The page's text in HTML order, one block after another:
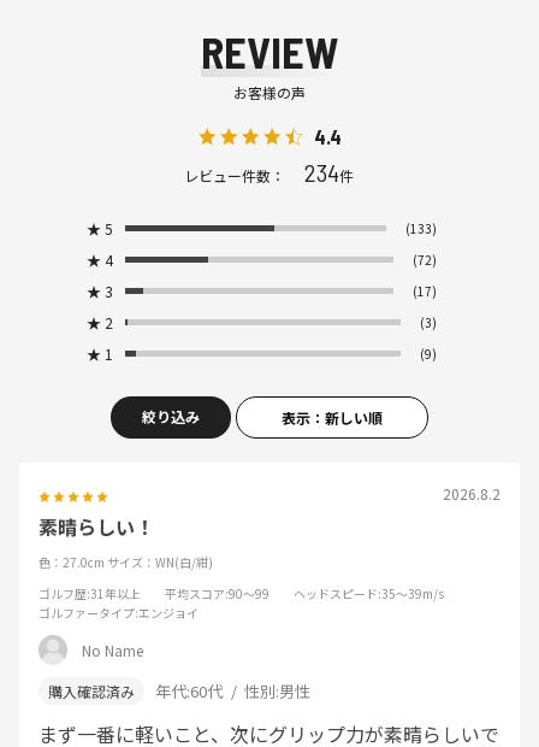
REVIEW
お客様の声
4.4
レビュー件数： 234件
★ 5 (133)
★ 4 (72)
★ 3 (17)
★ 2 (3)
★ 1 (9)
絞り込み 表示：新しい順
2026.8.2
素晴らしい！
色：27.0cm サイズ：WN(白/紺)
ゴルフ歴:31年以上 平均スコア:90～99 ヘッドスピード:35～39m/s
ゴルファータイプ:エンジョイ
No Name
年代:60代 性別:男性
まず一番に軽いこと、次にグリップ力が素晴らしいで